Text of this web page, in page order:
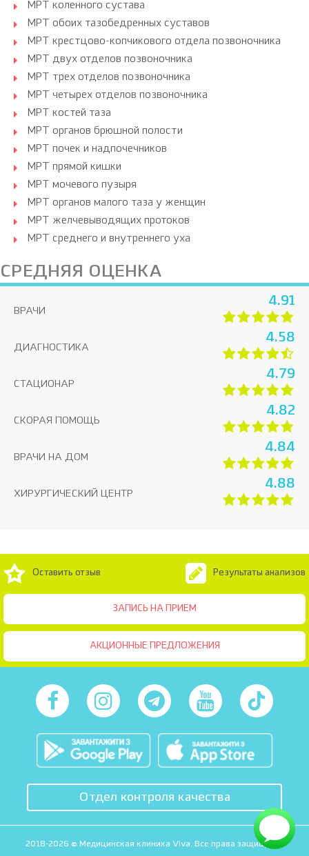
МРТ коленного сустава
МРТ обоих тазобедренных суставов
МРТ крестцово-копчикового отдела позвоночника
МРТ двух отделов позвоночника
МРТ трех отделов позвоночника
МРТ четырех отделов позвоночника
МРТ костей таза
МРТ органов брюшной полости
МРТ почек и надпочечников
МРТ прямой кишки
МРТ мочевого пузыря
МРТ органов малого таза у женщин
МРТ желчевыводящих протоков
МРТ среднего и внутреннего уха
СРЕДНЯЯ ОЦЕНКА
ВРАЧИ
4.91
ДИАГНОСТИКА
4.58
СТАЦИОНАР
4.79
СКОРАЯ ПОМОЩЬ
4.82
ВРАЧИ НА ДОМ
4.84
ХИРУРГИЧЕСКИЙ ЦЕНТР
4.88
ЗАПИСЬ НА ПРИЕМ
Оставить отзыв Результаты анализов
АКЦИОННЫЕ ПРЕДЛОЖЕНИЯ
Отдел контроля качества
2018-2026 © Медицинская клиника Viva. Все права защищены.